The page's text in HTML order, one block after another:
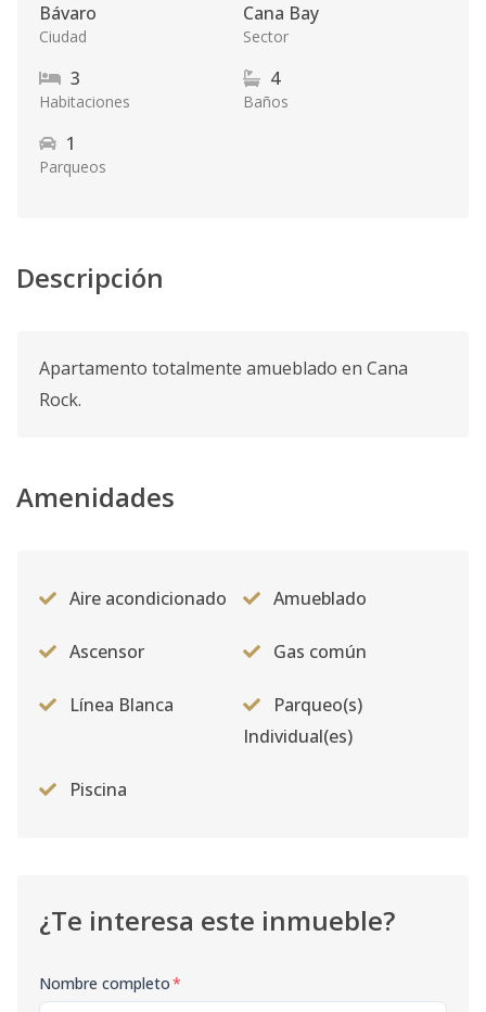
Bávaro
Ciudad
Cana Bay
Sector
3
Habitaciones
4
Baños
1
Parqueos
Descripción
Apartamento totalmente amueblado en Cana
Rock.
Amenidades
Aire acondicionado Amueblado
Ascensor Gas común
Línea Blanca
Parqueo(s)
Individual(es)
Piscina
¿Te interesa este inmueble?
Nombre completo*